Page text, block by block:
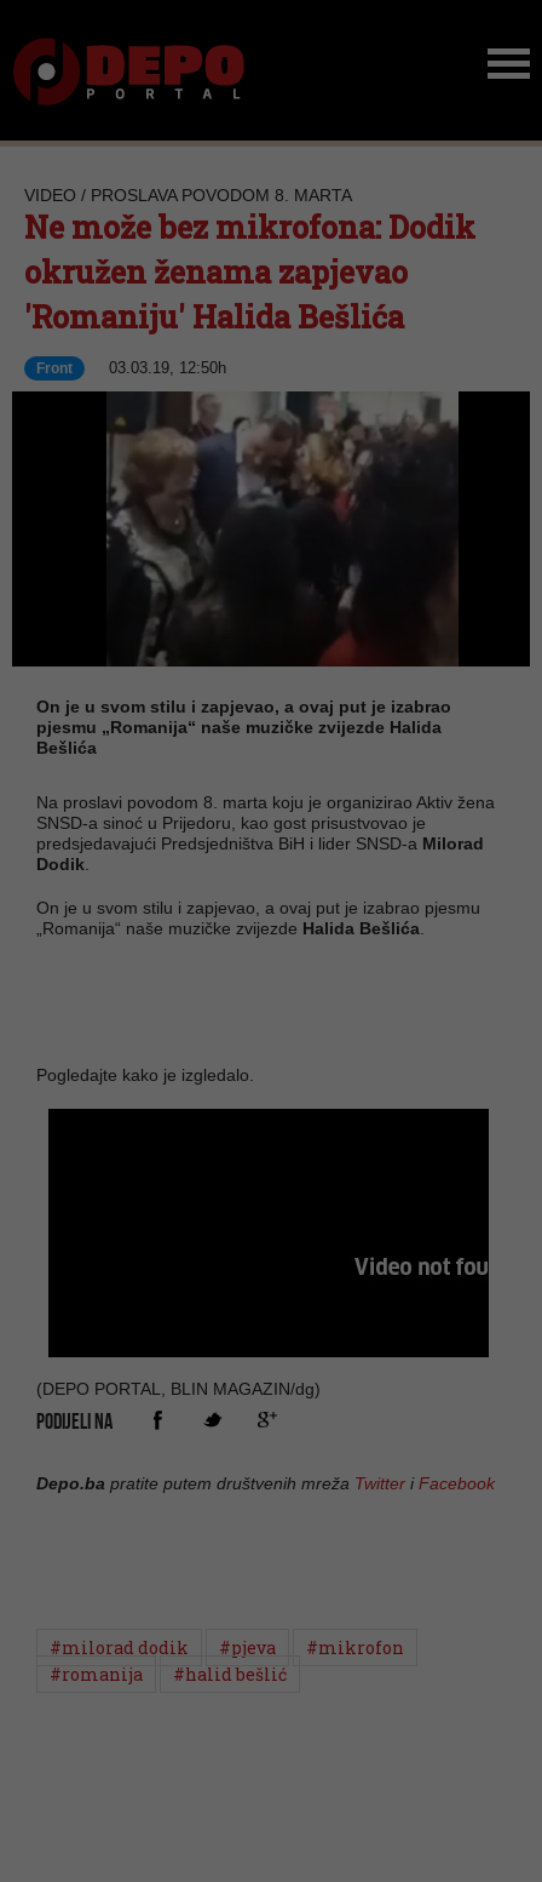
VIDEO / PROSLAVA POVODOM 8. MARTA
Ne može bez mikrofona: Dodik
okružen ženama zapjevao
'Romaniju' Halida Bešlića
Front 03.03.19, 12:50h
On je u svom stilu i zapjevao, a ovaj put je izabrao
pjesmu „Romanija“ naše muzičke zvijezde Halida
Bešlića
Na proslavi povodom 8. marta koju je organizirao Aktiv žena
SNSD-a sinoć u Prijedoru, kao gost prisustvovao je
predsjedavajući Predsjedništva BiH i lider SNSD-a Milorad
Dodik
On je u svom stilu i zapjevao, a ovaj put je izabrao pjesmu
„Romanija“ naše muzičke zvijezde Halida Bešlića
Pogledajte kako je izgledalo.
(DEPO PORTAL, BLIN MAGAZIN/dg)
PODIJELI NA
Depo.ba pratite putem društvenih mreža Twitter iFacebook
#milorad dodik #pjeva
#mikrofon
#romanija
#halid bešlić